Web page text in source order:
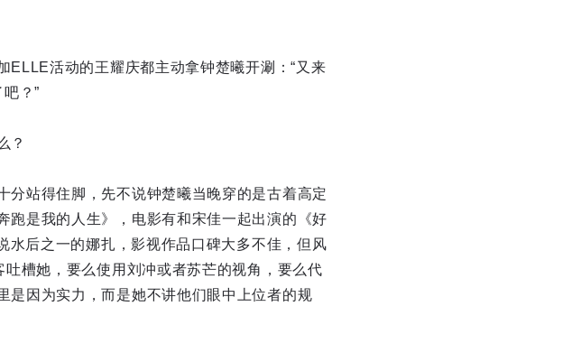
活动的王耀庆都主动拿钟楚曦开涮：“又来
？”
？
分站得住脚，先不说钟楚曦当晚穿的是古着高定
是我的人生》，电影有和宋佳一起出演的《好
后之一的娜扎，影视作品口碑大多不佳，但风
槽她，要么使用刘冲或者苏芒的视角，要么代
是因为实力，而是她不讲他们眼中上位者的规